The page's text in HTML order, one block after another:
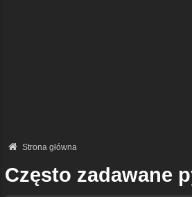
Strona główna
Często zadawane